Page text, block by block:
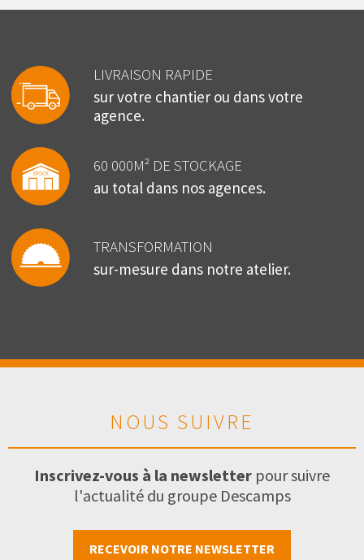
LIVRAISON RAPIDE
sur votre chantier ou dans votre
agence.
60 000M² DE STOCKAGE
au total dans nos agences.
TRANSFORMATION
sur-mesure dans notre atelier.
NOUS SUIVRE
Inscrivez-vous à la newsletter pour suivre
l'actualité du groupe Descamps
RECEVOIR NOTRE NEWSLETTER